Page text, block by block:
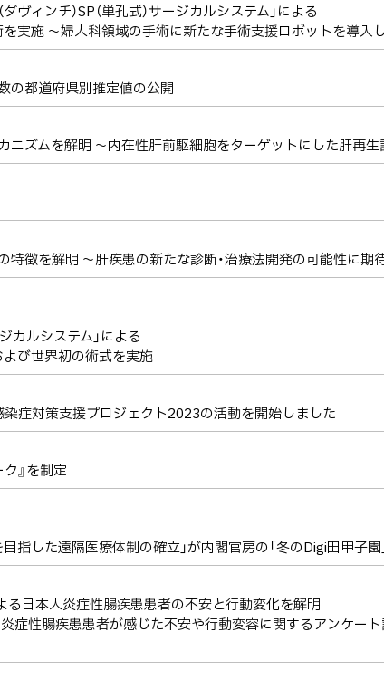
ヴィンチ）SP（単孔式）サージカルシステム」による
実施 ～婦人科領域の手術に新たな手術支援ロボットを導入
の都道府県別推定値の公開
ニズムを解明 ～内在性肝前駆細胞をターゲットにした肝再
特徴を解明 ～肝疾患の新たな診断・治療法開発の可能性に
ジカルシステム」による
び世界初の術式を実施
染症対策支援プロジェクト2023の活動を開始しました
』を制定
指した遠隔医療体制の確立」が内閣官房の「冬のDigi田甲子園
る日本人炎症性腸疾患患者の不安と行動変化を解明
症性腸疾患患者が感じた不安や行動変容に関するアンケート